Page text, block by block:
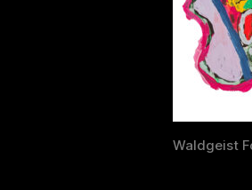
Waldgeist